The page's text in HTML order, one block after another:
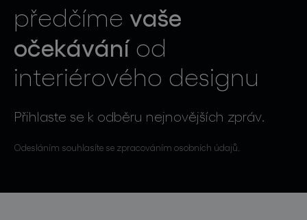
předčíme vaše
očekáváníod
interiérového designu
Přihlaste se k odběru nejnovějších zpráv.
Odesláním souhlasíte se zpracováním osobních údajů.